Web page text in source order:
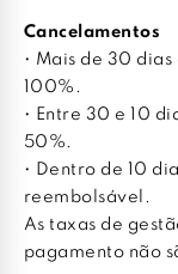
Cancelamentos
• Mais de 30
100%.
• Entre 30 e 10
50%.
• Dentro de 10
reembolsável.
As taxas de
pagamento não